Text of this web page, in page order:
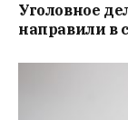
Уголовное
направили в